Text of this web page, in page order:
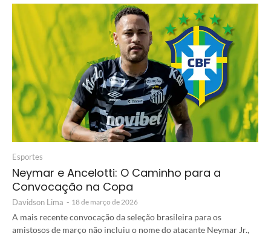
Esportes
Neymar e Ancelotti: O Caminho para a
Convocação na Copa
Davidson Lima - 18 de março de 2026
A mais recente convocação da seleção brasileira para os
amistosos de março não incluiu o nome do atacante Neymar Jr.,